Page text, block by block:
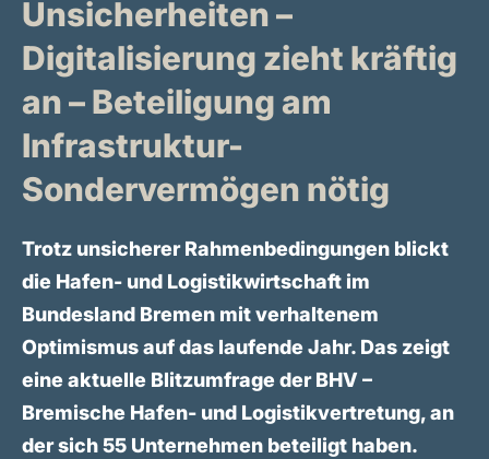
Unsicherheiten –
Digitalisierung zieht kräftig
an – Beteiligung am
Infrastruktur-
Sondervermögen nötig
Trotz unsicherer Rahmenbedingungen blickt
die Hafen- und Logistikwirtschaft im
Bundesland Bremen mit verhaltenem
Optimismus auf das laufende Jahr. Das zeigt
eine aktuelle Blitzumfrage der BHV –
Bremische Hafen- und Logistikvertretung, an
der sich 55 Unternehmen beteiligt haben.